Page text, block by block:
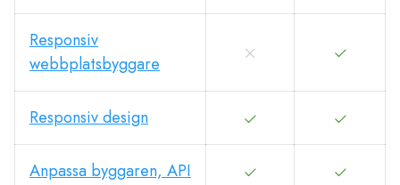
Responsiv
webbplatsbyggare
Responsiv design
Anpassa byggaren, API